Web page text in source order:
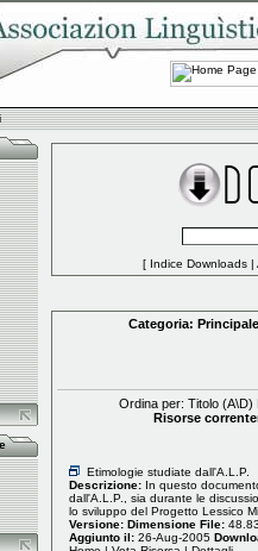
[ Indice Downloads |
Categoria: Principale
Ordina per: Titolo (A\D)
Risorse
Etimologie studiate dall'A.L.P.
Descrizione: In questo
dall'A.L.P., sia durante le
lo sviluppo del Progetto Lessico
Versione: Dimensione File:
Aggiunto il: 26-Aug-2005